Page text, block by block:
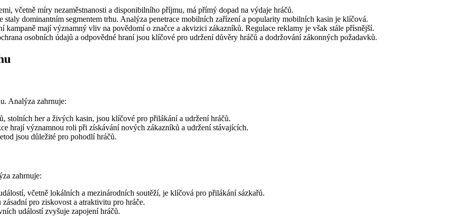
včetně míry nezaměstnanosti a disponibilního příjmu, má přímý dopad na výdaje hráčů.
staly dominantním segmentem trhu. Analýza penetrace mobilních zařízení a popularity mobilních kasin je klíčová.
kampaně mají významný vliv na povědomí o značce a akvizici zákazníků. Regulace reklamy je však stále přísnější.
osobních údajů a odpovědné hraní jsou klíčové pro udržení důvěry hráčů a dodržování zákonných požadavků.
Analýza zahrnuje:
stolních her a živých kasin, jsou klíčové pro přilákání a udržení hráčů.
hrají významnou roli při získávání nových zákazníků a udržení stávajících.
jsou důležité pro pohodlí hráčů.
zahrnuje:
včetně lokálních a mezinárodních soutěží, je klíčová pro přilákání sázkařů.
pro ziskovost a atraktivitu pro hráče.
událostí zvyšuje zapojení hráčů.